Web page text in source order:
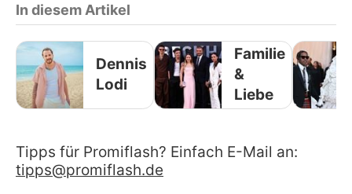
In diesem Artikel
Dennis
Lodi
Familie
&
Liebe
Tipps für Promiflash? Einfach E-Mail an:
tipps@promiflash.de